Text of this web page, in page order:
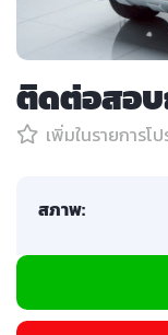
ติดต่อสอบ
เพิ่มในรายการโ
สภาพ: